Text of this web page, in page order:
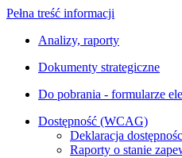
Pełna treść informacji
Analizy, raporty
Dokumenty strategiczne
Do pobrania - formularze
Dostępność (WCAG)
Deklaracja
Raporty o stanie